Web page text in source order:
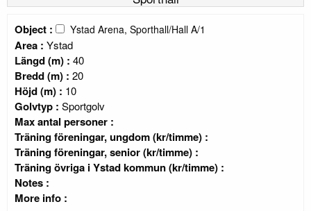
Object : Ystad Arena, Sporthall/Hall A/1
Area : Ystad
Längd (m) : 40
Bredd (m) : 20
Höjd (m) : 10
Golvtyp : Sportgolv
Max antal personer :
Träning föreningar, ungdom (kr/timme) :
Träning föreningar, senior (kr/timme) :
Träning övriga i Ystad kommun (kr/timme) :
Notes :
More info :